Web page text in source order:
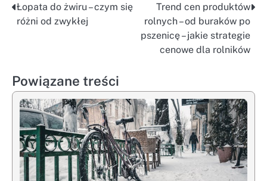
Nawigacja
Łopata do żwiru – czym się
różni od zwykłej
Trend cen produktów
rolnych – od buraków po
pszenicę – jakie strategie
cenowe dla rolników
Powiązane treści